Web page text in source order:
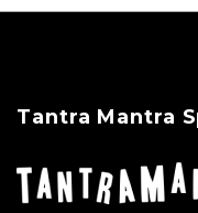
Tantra Mantra